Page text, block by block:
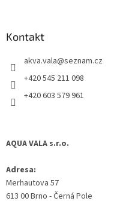
Kontakt
akva.vala@seznam.cz
+420 545 211 098
+420 603 579 961
AQUA VALA s.r.o.
Adresa:
Merhautova 57
613 00 Brno - Černá Pole